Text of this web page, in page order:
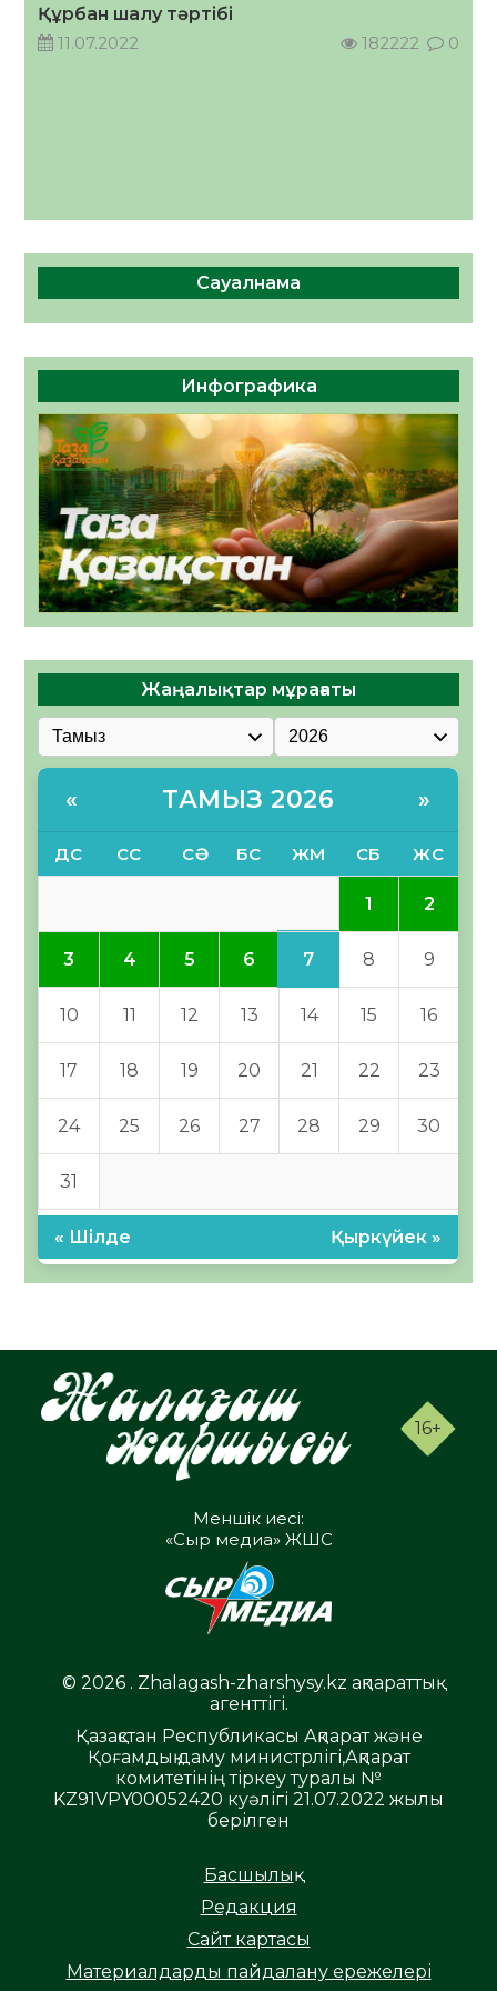
05.08.2026
Құрбан шалу тәртібі
11.07.2022
182222 0
Сауалнама
Инфографика
Жаңалықтар мұрағаты
« ТАМЫЗ 2026 »
ДС СС СӘ БС ЖМ СБ ЖС
1 2
3 4 5 6 7 8 9
10 11 12 13 14 15 16
17 18 19 20 21 22 23
24 25 26 27 28 29 30
31
« Шілде Қыркүйек »
16+
Меншік иесі:
«Сыр медиа» ЖШС
© 2026 . Zhalagash-zharshysy.kz ақпараттық
агенттігі.
Қазақстан Республикасы Ақпарат және
Қоғамдық даму министрлігі,Ақпарат
комитетінің тіркеу туралы №
KZ91VPY00052420 куәлігі 21.07.2022 жылы
берілген
Басшылық
Редакция
Сайт картасы
Материалдарды пайдалану ережелері